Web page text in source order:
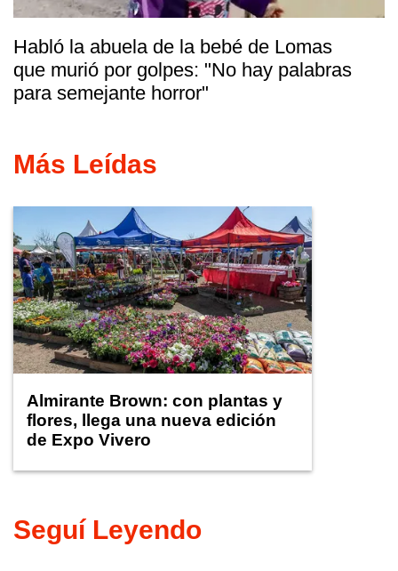
Habló la abuela de la bebé de Lomas
que murió por golpes: "No hay palabras
para semejante horror"
Más Leídas
Almirante Brown: con plantas y
flores, llega una nueva edición
de Expo Vivero
Seguí Leyendo